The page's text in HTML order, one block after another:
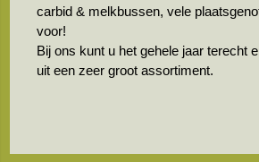
carbid & melkbussen, vele
voor!
Bij ons kunt u het gehele jaar terecht
uit een zeer groot assortiment.